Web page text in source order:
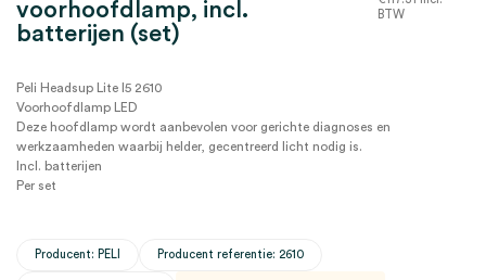
voorhoofdlamp, incl.
batterijen (set)
BTW
Peli Headsup Lite I5 2610
Voorhoofdlamp LED
Deze hoofdlamp wordt aanbevolen voor gerichte diagnoses en
werkzaamheden waarbij helder, gecentreerd licht nodig is.
Incl. batterijen
Per set
Producent: PELI Producent referentie: 2610